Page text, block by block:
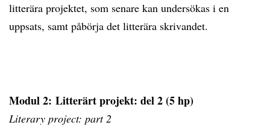
litterära projektet, som senare kan undersökas i en
uppsats, samt påbörja det litterära skrivandet.
Modul 2: Litterärt projekt: del 2 (5 hp)
Literary project: part 2